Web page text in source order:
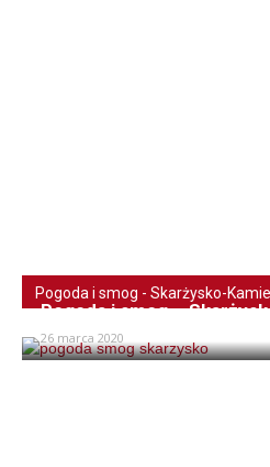
Pogoda i smog - Skarżysko-
Pogoda i smog –
26 marca 2020